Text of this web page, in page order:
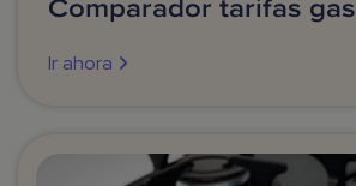
Ir ahora